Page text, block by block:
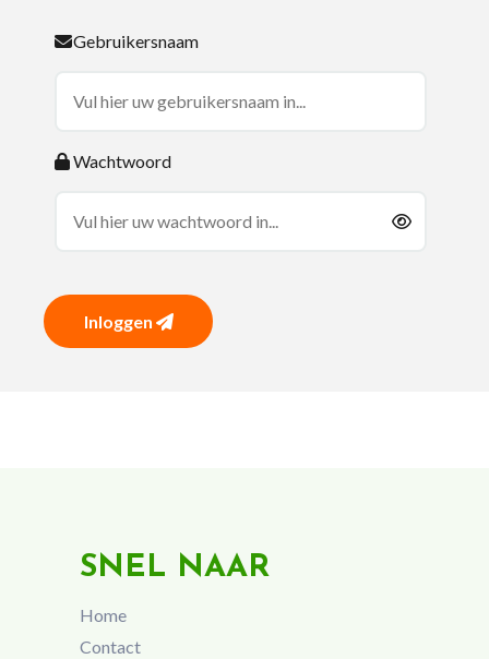
Gebruikersnaam
Wachtwoord
Inloggen
SNEL NAAR
Home
Contact